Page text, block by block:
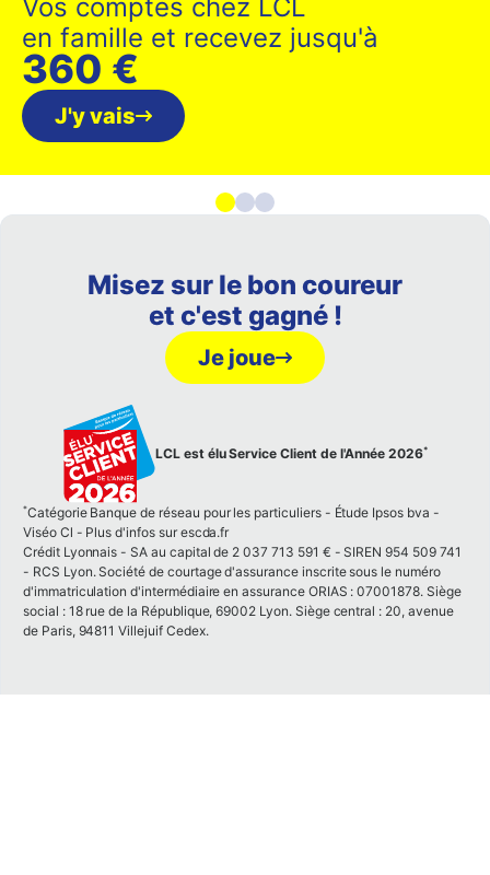
Vos comptes chez LCL
en famille et recevez jusqu'à
360 €
J'y vais
Misez sur le bon coureur
et c'est gagné !
Je joue
LCL est élu Service Client de l'Année 2026*
*Catégorie Banque de réseau pour les particuliers - Étude Ipsos bva -
Viséo Cl - Plus d'infos sur escda.fr
Crédit Lyonnais - SA au capital de 2 037 713 591 € - SIREN 954 509 741
- RCS Lyon. Société de courtage d'assurance inscrite sous le numéro
d'immatriculation d'intermédiaire en assurance ORIAS : 07001878. Siège
social : 18 rue de la République, 69002 Lyon. Siège central : 20, avenue
de Paris, 94811 Villejuif Cedex.